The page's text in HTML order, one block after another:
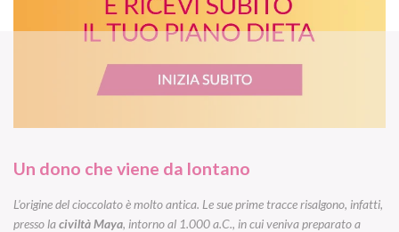
Un dono che viene da lontano
L’origine del cioccolato è molto antica. Le sue prime tracce risalgono, infatti,
presso laciviltà Maya, intorno al 1.000 a.C., in cui veniva preparato a